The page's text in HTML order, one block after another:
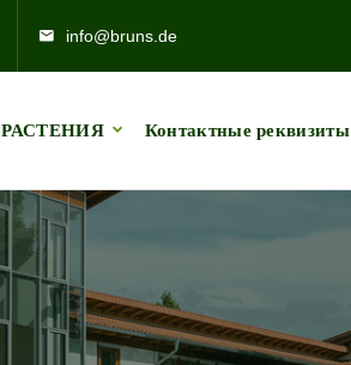
info@bruns.de
РАСТЕНИЯ Контактные реквизиты